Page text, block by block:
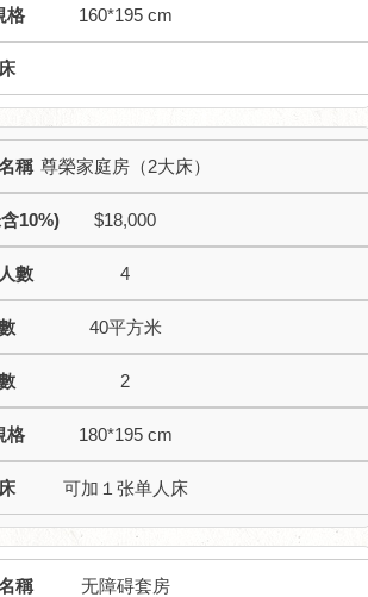
160*195 cm
尊榮家庭房（2大床）
$18,000
4
40平方米
2
180*195 cm
可加１张单人床
无障碍套房